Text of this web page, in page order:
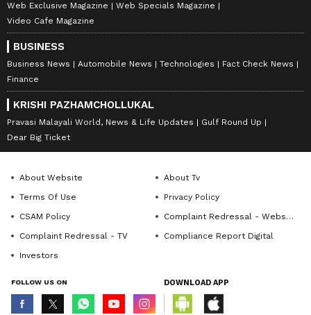
Web Exclusive Magazine
Web Specials Magazine
Video Cafe Magazine
BUSINESS
Business News Automobile News Technologies
Fact Check News
Finance
KRISHI PAZHAMCHOLLUKAL
Pravasi Malayali World, News & Life Updates
Gulf Round Up
Dear Big Ticket
About Website
About Tv
Terms Of Use
Privacy Policy
CSAM Policy
Complaint Redressal - Website
Complaint Redressal - TV
Compliance Report Digital
Investors
FOLLOW US ON DOWNLOAD APP